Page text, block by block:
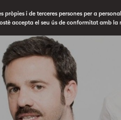
pròpies i de terceres persones per a
accepta el seu ús de conformitat amb la